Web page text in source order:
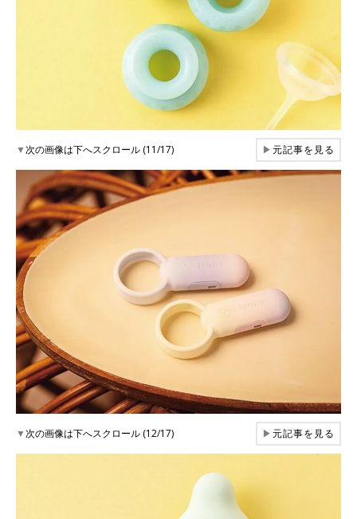
▼次の画像は下へスクロール (11/17) ▶元記事を見る
▼次の画像は下へスクロール (12/17) ▶元記事を見る